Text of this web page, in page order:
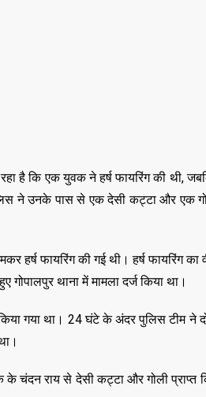
रहा है कि एक युवक ने हर्ष फायरिंग की थी,
ने उनके पास से एक देसी कट्टा और एक
हर्ष फायरिंग की गई थी। हर्ष फायरिंग का
थाना में मामला दर्ज किया था।
गया था। 24 घंटे के अंदर पुलिस टीम ने
के चंदन राय से देसी कट्टा और गोली प्राप्त
,